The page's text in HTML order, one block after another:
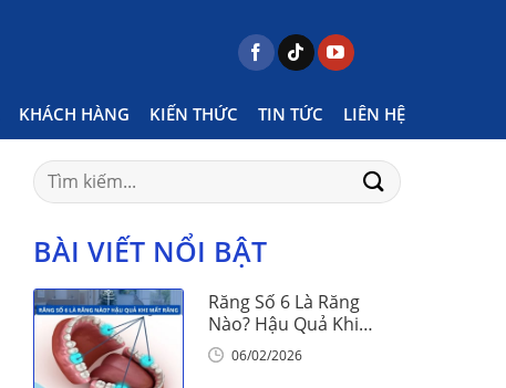
KHÁCH HÀNG KIẾN THỨC TIN TỨC LIÊN HỆ
Kiến thức nha khoa tổng quát Page 20
Search
for:
BÀI VIẾT NỔI BẬT
Răng Số 6 Là Răng
Nào? Hậu Quả Khi
Mất Răng Số 6
06/02/2026